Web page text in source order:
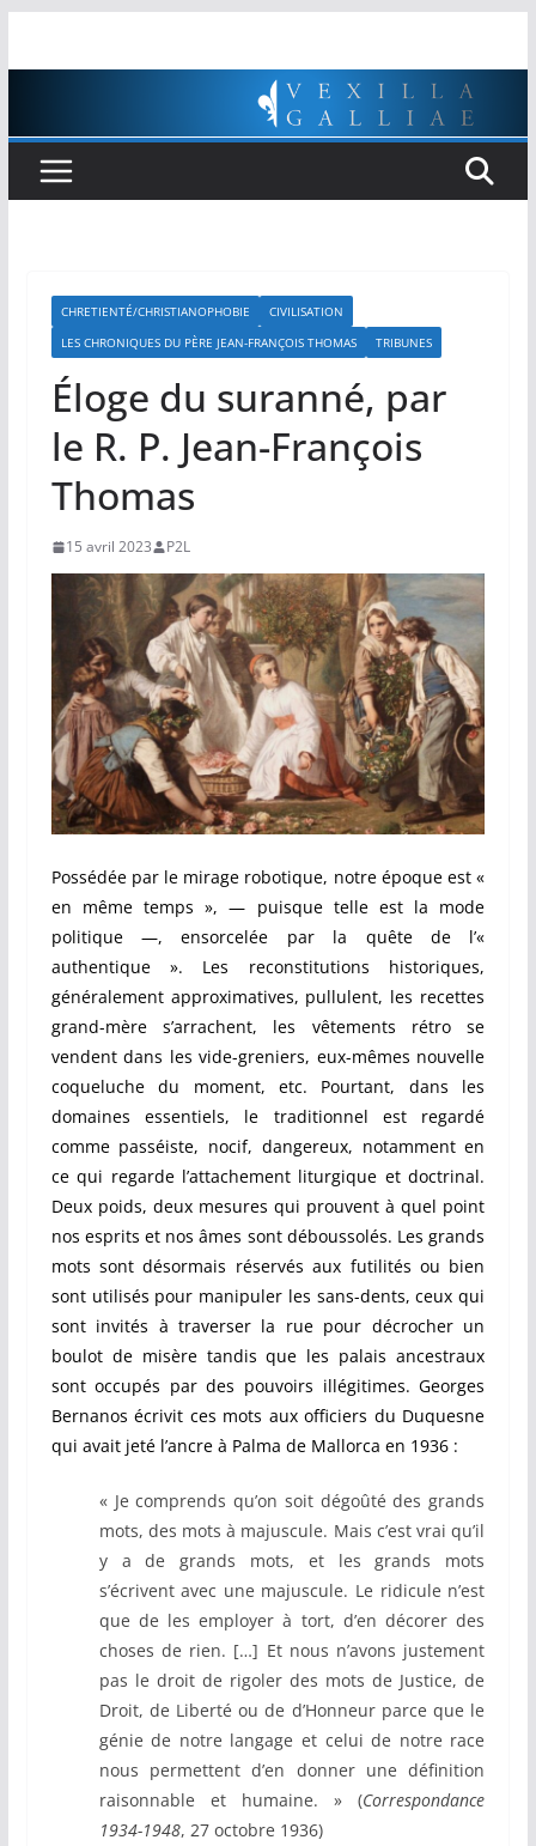
CHRETIENTÉ/CHRISTIANOPHOBIE
CIVILISATION
LES CHRONIQUES DU PÈRE JEAN-FRANÇOIS THOMAS
TRIBUNES
Éloge du suranné, par
le R. P. Jean-François
Thomas
15 avril 2023 P2L
Possédée par le mirage robotique, notre époque est «
en même temps », — puisque telle est la mode
politique —, ensorcelée par la quête de l’«
authentique ». Les reconstitutions historiques,
généralement approximatives, pullulent, les recettes
grand-mère s’arrachent, les vêtements rétro se
vendent dans les vide-greniers, eux-mêmes nouvelle
coqueluche du moment, etc. Pourtant, dans les
domaines essentiels, le traditionnel est regardé
comme passéiste, nocif, dangereux, notamment en
ce qui regarde l’attachement liturgique et doctrinal.
Deux poids, deux mesures qui prouvent à quel point
nos esprits et nos âmes sont déboussolés. Les grands
mots sont désormais réservés aux futilités ou bien
sont utilisés pour manipuler les sans-dents, ceux qui
sont invités à traverser la rue pour décrocher un
boulot de misère tandis que les palais ancestraux
sont occupés par des pouvoirs illégitimes. Georges
Bernanos écrivit ces mots aux officiers du Duquesne
qui avait jeté l’ancre à Palma de Mallorca en 1936 :
« Je comprends qu’on soit dégoûté des grands
mots, des mots à majuscule. Mais c’est vrai qu’il
y a de grands mots, et les grands mots
s’écrivent avec une majuscule. Le ridicule n’est
que de les employer à tort, d’en décorer des
choses de rien. […] Et nous n’avons justement
pas le droit de rigoler des mots de Justice, de
Droit, de Liberté ou de d’Honneur parce que le
génie de notre langage et celui de notre race
nous permettent d’en donner une définition
raisonnable et humaine. » (Correspondance
1934-1948, 27 octobre 1936)